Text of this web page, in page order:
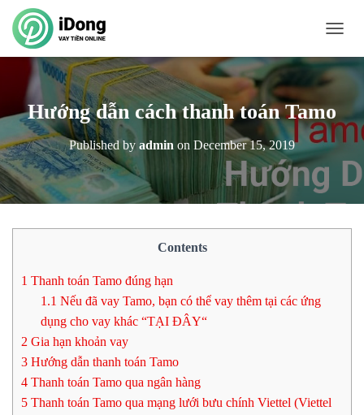
O
G
E
T
Hướng dẫn cách thanh toán Tamo
Published by admin on December 15, 2019
Contents
1 Thanh toán Tamo đúng hạn
1.1 Nếu đã vay Tamo, bạn có thể vay thêm tại các ứng
dụng cho vay khác “TẠI ĐÂY“
2 Gia hạn khoản vay
3 Hướng dẫn thanh toán Tamo
4 Thanh toán Tamo qua ngân hàng
5 Thanh toán Tamo qua mạng lưới bưu chính Viettel (Viettel